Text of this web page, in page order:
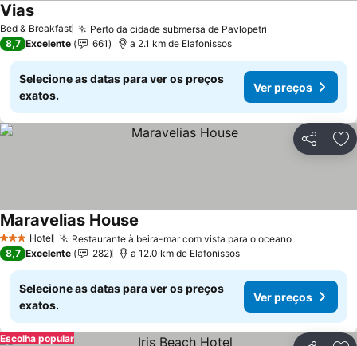
Bed & Breakfast Perto da cidade submersa de Pavlopetri
ViasVer preços
8,7 Excelente 661 a 2.1 km de Elafonissos
Selecione as datas para ver os preços
exatos.
Ver preços
Partilhar
3 EstrelasHotel Restaurante à beira-mar com vista para o oceanoVer preços
Maravelias House
8,7 Excelente 282 a 12.0 km de Elafonissos
Selecione as datas para ver os preços
exatos.
Ver preços
Escolha popular